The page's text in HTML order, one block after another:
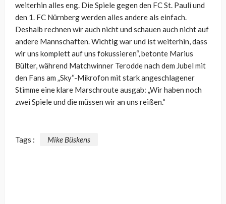
weiterhin alles eng. Die Spiele gegen den FC St. Pauli und
den 1. FC Nürnberg werden alles andere als einfach.
Deshalb rechnen wir auch nicht und schauen auch nicht auf
andere Mannschaften. Wichtig war und ist weiterhin, dass
wir uns komplett auf uns fokussieren“, betonte Marius
Bülter, während Matchwinner Terodde nach dem Jubel mit
den Fans am „Sky“-Mikrofon mit stark angeschlagener
Stimme eine klare Marschroute ausgab: „Wir haben noch
zwei Spiele und die müssen wir an uns reißen.“
Tags : Mike Büskens